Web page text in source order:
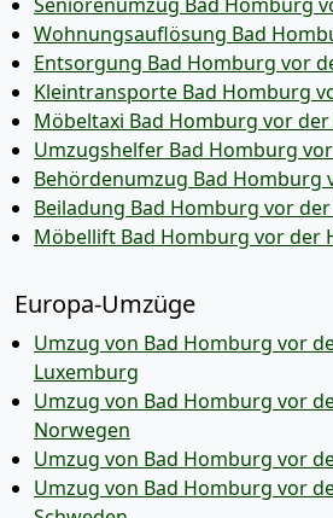
Wohnungsauflösung Bad
Entsorgung Bad Homburg vor
Kleintransporte Bad Homburg
Möbeltaxi Bad Homburg vor
Umzugshelfer Bad Homburg
Behördenumzug Bad Homburg
Beiladung Bad Homburg vor
Möbellift Bad Homburg vor der
Europa-Umzüge
Umzug von Bad Homburg vor
Luxemburg
Umzug von Bad Homburg vor
Norwegen
Umzug von Bad Homburg vor
Umzug von Bad Homburg vor